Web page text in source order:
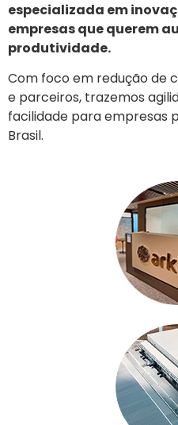
especializada em
empresas que querem
produtividade.
Com foco em redução de
e parceiros, trazemos
facilidade para empresas
Brasil.